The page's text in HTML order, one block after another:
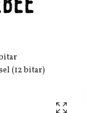
(12 bitar)